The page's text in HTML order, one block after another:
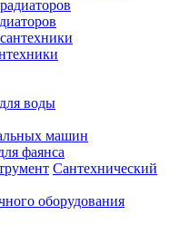
воды
машин
фаянса
Сантехнический
оборудования